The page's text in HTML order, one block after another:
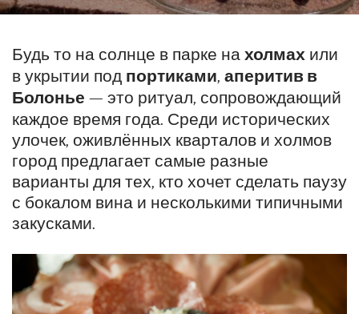
Будь то на солнце в парке на холмах или
в укрытии под портиками, аперитив в
Болонье — это ритуал, сопровождающий
каждое время года. Среди исторических
улочек, оживлённых кварталов и холмов
город предлагает самые разные
варианты для тех, кто хочет сделать паузу
с бокалом вина и несколькими типичными
закусками.